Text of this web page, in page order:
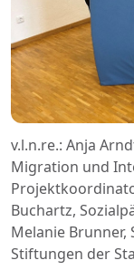
v.l.n.re.: Anja
Migration und
Buchartz,
Melanie
Stiftungen der